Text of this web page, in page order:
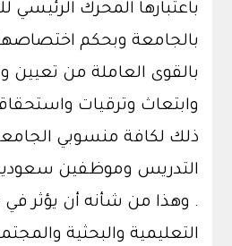
باعتبارها المحرك الرئيسي
بالجامعة وبحكم
بالقوى العاملة من تعيين
وابتعاث وترقيات
ذلك لكافة منسوبي
التدريس وموظفين
. وهذا من شأنه أن يؤثر
التعليمية والبحثية